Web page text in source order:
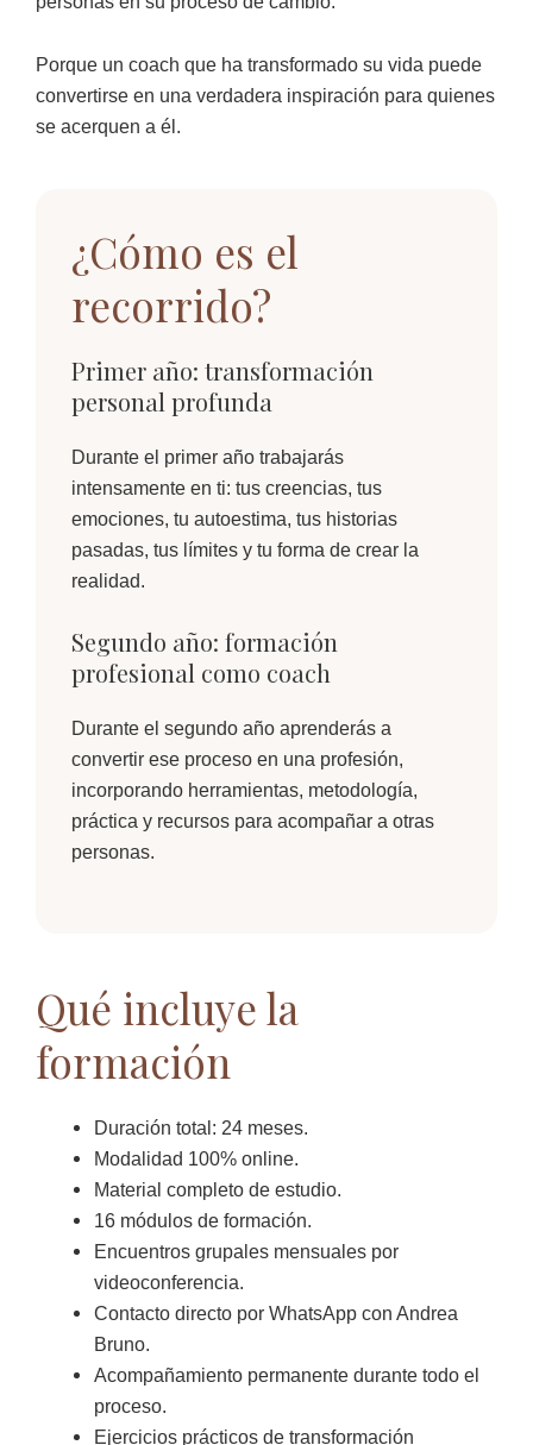
Porque un coach que ha transformado su vida puede
convertirse en una verdadera inspiración para quienes
se acerquen a él.
¿Cómo es el
recorrido?
Primer año: transformación
personal profunda
Durante el primer año trabajarás
intensamente en ti: tus creencias, tus
emociones, tu autoestima, tus historias
pasadas, tus límites y tu forma de crear la
realidad.
Segundo año: formación
profesional como coach
Durante el segundo año aprenderás a
convertir ese proceso en una profesión,
incorporando herramientas, metodología,
práctica y recursos para acompañar a otras
personas.
Qué incluye la
formación
Duración total: 24 meses.
Modalidad 100% online.
Material completo de estudio.
16 módulos de formación.
Encuentros grupales mensuales por
videoconferencia.
Contacto directo por WhatsApp con Andrea
Bruno.
Acompañamiento permanente durante todo el
proceso.
Ejercicios prácticos de transformación